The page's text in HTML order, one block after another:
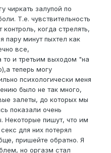
чиркать залупой по
Т.е. чувствительность
когда стрелять,
пару минут пыхтел как
все,
и третьим выходом "на
теперь могу
психологически меня
было не так много,
залеты, до которых мы
показали очень
Некоторые пишут, что им
для них потерял
пришейте обратно. Я
но оргазм стал